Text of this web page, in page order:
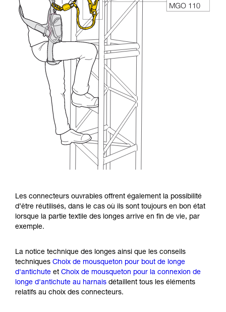
Les connecteurs ouvrables offrent également la possibilité
d’être réutilisés, dans le cas où ils sont toujours en bon état
lorsque la partie textile des longes arrive en fin de vie, par
exemple.
La notice technique des longes ainsi que les conseils
techniques Choix de mousqueton pour bout de longe
d'antichute et Choix de mousqueton pour la connexion de
longe d'antichute au harnais détaillent tous les éléments
relatifs au choix des connecteurs.